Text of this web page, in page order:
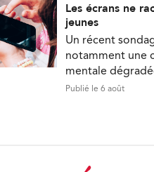
Les écrans ne
jeunes
Un récent
notamment une
mentale
Publié le 6 août